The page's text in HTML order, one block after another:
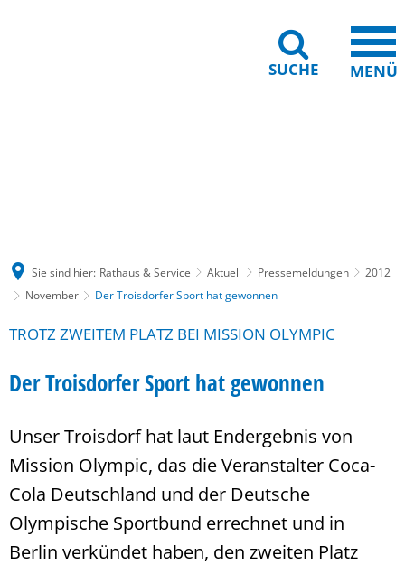
SUCHE MENÜ
Sie sind hier: Rathaus & Service Aktuell Pressemeldungen
2012
November
Der Troisdorfer Sport hat gewonnen
TROTZ ZWEITEM PLATZ BEI MISSION OLYMPIC
Der Troisdorfer Sport hat gewonnen
Unser Troisdorf hat laut Endergebnis von
Mission Olympic, das die Veranstalter Coca-
Cola Deutschland und der Deutsche
Olympische Sportbund errechnet und in
Berlin verkündet haben, den zweiten Platz